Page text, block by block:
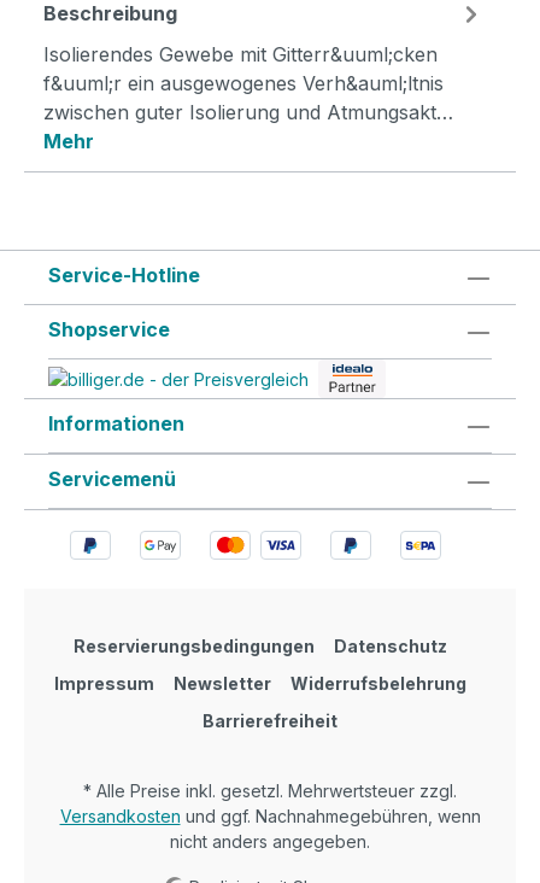
Beschreibung
Isolierendes Gewebe mit Gitterr&uuml;cken
f&uuml;r ein ausgewogenes Verh&auml;ltnis
zwischen guter Isolierung und Atmungsakt…
Mehr
Service-Hotline
Shopservice
Informationen
Servicemenü
Reservierungsbedingungen
Datenschutz
Impressum
Newsletter
Widerrufsbelehrung
Barrierefreiheit
* Alle Preise inkl. gesetzl. Mehrwertsteuer zzgl.
Versandkosten und ggf. Nachnahmegebühren, wenn
nicht anders angegeben.